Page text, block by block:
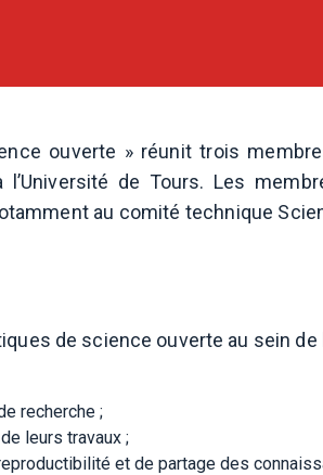
ouverte » réunit trois
de Tours. Les
au comité technique
de science ouverte au sein de
recherche ;
leurs travaux ;
et de partage des